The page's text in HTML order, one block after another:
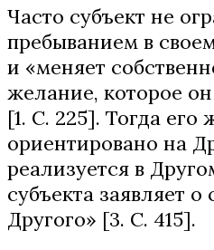
Часто субъект не
пребыванием в
и «меняет
желание, которое
[1. С. 225]. Тогда
ориентировано на
реализуется в
субъекта заявляет
Другого» [3. С. 415].